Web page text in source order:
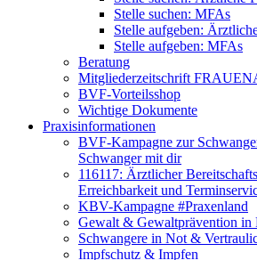
Stelle suchen: MFAs
Stelle aufgeben:
Stelle aufgeben: MFAs
Beratung
Mitgliederzeitschrift
BVF-Vorteilsshop
Wichtige Dokumente
Praxisinformationen
BVF-Kampagne zur
Schwanger mit dir
116117: Ärztlicher
Erreichbarkeit und
KBV-Kampagne #Praxenland
Gewalt & Gewaltprävention in
Schwangere in Not &
Impfschutz & Impfen